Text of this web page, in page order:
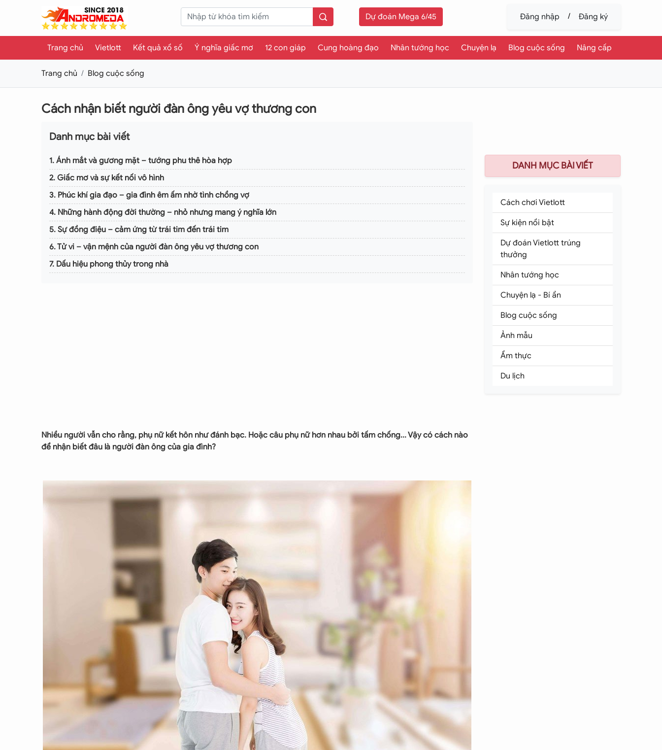
Dự đoán Mega 6/45 Đăng nhập / Đăng ký
Trang chủ Vietlott Kết quả xổ số Ý nghĩa giấc mơ 12 con giáp Cung hoàng đạo Nhân tướng học Chuyện lạ Blog cuộc sống Nâng cấp
Trang chủ Blog cuộc sống
Cách nhận biết người đàn ông yêu vợ thương con
Danh mục bài viết
1. Ánh mắt và gương mặt – tướng phu thê hòa hợp
2. Giấc mơ và sự kết nối vô hình
3. Phúc khí gia đạo – gia đình êm ấm nhờ tình chồng vợ
4. Những hành động đời thường – nhỏ nhưng mang ý nghĩa lớn
5. Sự đồng điệu – cảm ứng từ trái tim đến trái tim
6. Tử vi – vận mệnh của người đàn ông yêu vợ thương con
7. Dấu hiệu phong thủy trong nhà
Nhiều người vẫn cho rằng, phụ nữ kết hôn như đánh bạc. Hoặc câu phụ nữ hơn nhau bởi tấm chống... Vậy có cách nào
để nhận biết đâu là người đàn ông của gia đình?
DANH MỤC BÀI VIẾT
Cách chơi Vietlott
Sự kiện nổi bật
Dự đoán Vietlott trúng
thưởng
Nhân tướng học
Chuyện lạ - Bí ẩn
Blog cuộc sống
Ảnh mẫu
Ẩm thực
Du lịch